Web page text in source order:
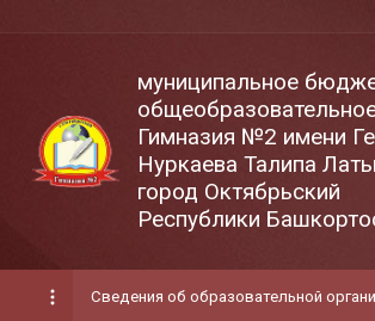
муниципальное
Гимназия №2 имени
Нуркаева Талипа
город Октябрьский
Республики
Сведения об образовательной